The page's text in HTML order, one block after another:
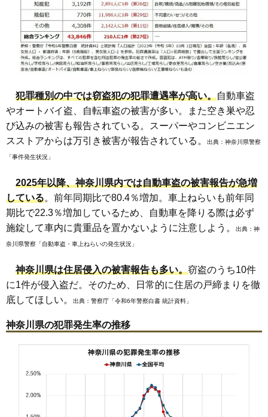
犯罪種別の中では窃盗犯の犯罪遭遇率が高い。自動車盗
やオートバイ盗、自転車盗の被害が多い。また空き巣や忍
び込みの被害も報告されている。スーパーやコンビニエン
スストアからは万引き被害が報告されている。
出典： 神奈川県警察
「事件発生状況」
2025年以降、神奈川県内では自動車盗の被害報告が急増
している。前年同期比で80.4％増加。車上ねらいも前年同
期比で22.3％増加しているため、自動車を降りる際は必ず
施錠して車内に貴重品を置かないように注意しよう。
出典： 神
奈川県警察「自動車盗・車上ねらいの発生状況」
神奈川県は住居侵入の被害報告も多い。窃盗のうち10件
に1件が侵入盗だ。そのため、日常的に住居の戸締まりを徹
底してほしい。
出典： 警察庁「令和6年警察白書 統計資料」
神奈川県の犯罪発生率の推移